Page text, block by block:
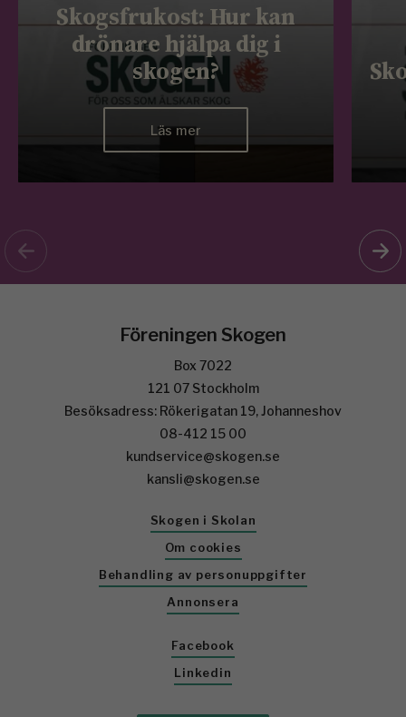
Skogsfrukost: Hur kan
drönare hjälpa dig i
skogen?
Läs mer
Föreningen Skogen
Box 7022
121 07 Stockholm
Besöksadress: Rökerigatan 19, Johanneshov
08-412 15 00
kundservice@skogen.se
kansli@skogen.se
Skogen i Skolan
Om cookies
Behandling av personuppgifter
Annonsera
Facebook
Linkedin